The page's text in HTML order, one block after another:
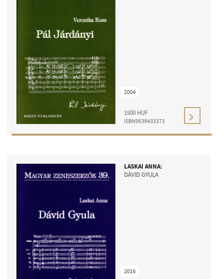
1500 HUF
ISBN9639433373
2004
LASKAI ANNA:
DÁVID GYULA
2016